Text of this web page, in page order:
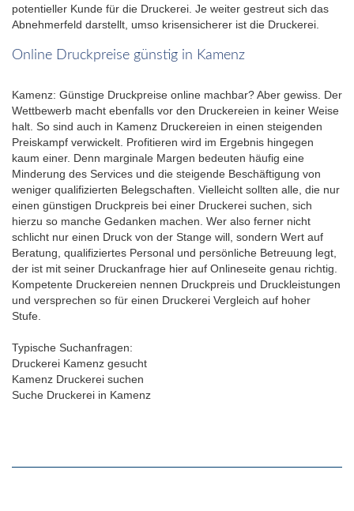
potentieller Kunde für die Druckerei. Je weiter gestreut sich das
Abnehmerfeld darstellt, umso krisensicherer ist die Druckerei.
Online Druckpreise günstig in Kamenz
Kamenz: Günstige Druckpreise online machbar? Aber gewiss. Der
Wettbewerb macht ebenfalls vor den Druckereien in keiner Weise
halt. So sind auch in Kamenz Druckereien in einen steigenden
Preiskampf verwickelt. Profitieren wird im Ergebnis hingegen
kaum einer. Denn marginale Margen bedeuten häufig eine
Minderung des Services und die steigende Beschäftigung von
weniger qualifizierten Belegschaften. Vielleicht sollten alle, die nur
einen günstigen Druckpreis bei einer Druckerei suchen, sich
hierzu so manche Gedanken machen. Wer also ferner nicht
schlicht nur einen Druck von der Stange will, sondern Wert auf
Beratung, qualifiziertes Personal und persönliche Betreuung legt,
der ist mit seiner Druckanfrage hier auf Onlineseite genau richtig.
Kompetente Druckereien nennen Druckpreis und Druckleistungen
und versprechen so für einen Druckerei Vergleich auf hoher
Stufe.
Typische Suchanfragen:
Druckerei Kamenz gesucht
Kamenz Druckerei suchen
Suche Druckerei in Kamenz